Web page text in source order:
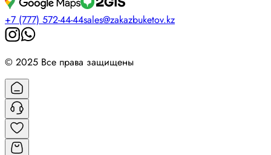
+7 (777) 572-44-44sales@zakazbuketov.kz
© 2025 Все права защищены